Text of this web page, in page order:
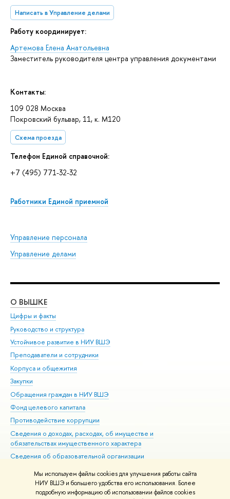
Мы используем файлы cookies для улучшения работы сайта
НИУ ВШЭ и большего удобства его использования. Более
подробную информацию об использовании файлов cookies
Написать в Управление делами
Работу координирует:
Артемова Елена Анатольевна
Заместитель руководителя центра управления документами
Контакты:
109 028 Москва
Покровский бульвар, 11, к. М120
Схема проезда
Телефон Единой справочной:
+7 (495) 771-32-32
Работники Единой приемной
Управление персонала
Управление делами
О ВЫШКЕ
Цифры и факты
Руководство и структура
Устойчивое развитие в НИУ ВШЭ
Преподаватели и сотрудники
Корпуса и общежития
Закупки
Обращения граждан в НИУ ВШЭ
Фонд целевого капитала
Противодействие коррупции
Сведения о доходах, расходах, об имуществе и
обязательствах имущественного характера
Сведения об образовательной организации
Людям с ограниченными возможностями здоровья
Единая платежная страница
Работа в Вышке